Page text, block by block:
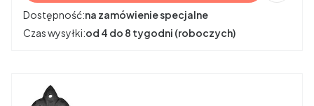
Dostępność:na zamówienie specjalne
Czas wysyłki:od 4 do 8 tygodni (roboczych)